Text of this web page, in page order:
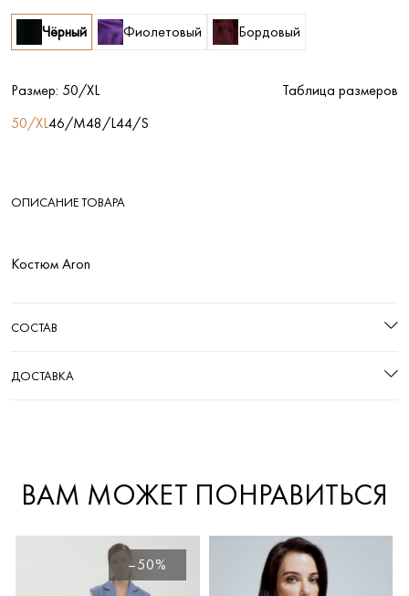
Чёрный Фиолетовый Бордовый
Размер: 50/XL
Таблица размеров
50/XL46/M48/L44/S
ОПИСАНИЕ ТОВАРА
Костюм Aron
СОСТАВ
ДОСТАВКА
ВАМ МОЖЕТ ПОНРАВИТЬСЯ
–50%